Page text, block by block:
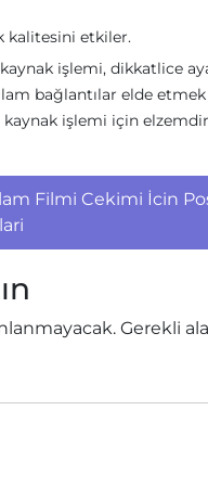
kalitesini etkiler.
işlemi, dikkatlice
bağlantılar elde
kaynak işlemi için
Filmi Cekimi İcin
Gerekli